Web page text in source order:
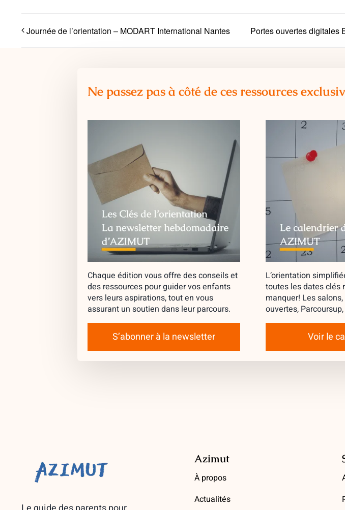
Journée de l’orientation – MODART International Nantes Portes ouvertes digitales
Ne passez pas à côté de ces ressources
Chaque édition vous offre des conseils et
des ressources pour guider vos enfants
vers leurs aspirations, tout en vous
assurant un soutien dans leur parcours.
S’abonner à la newsletter
L’orientation
toutes les dates clés
manquer! Les
ouvertes,
Voir le
Azimut
À propos
Actualités